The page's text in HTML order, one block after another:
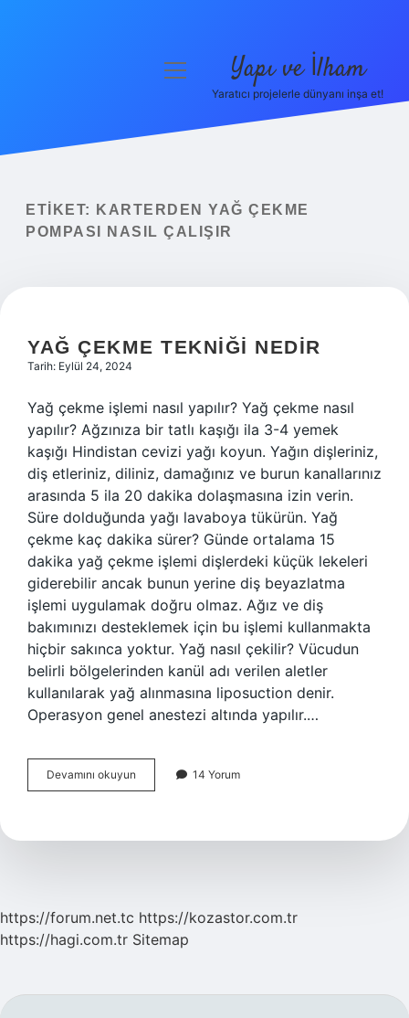
Yasal Uyarı
menüyü
Yapı ve İlham
Yaratıcı projelerle dünyanı inşa et!
ETIKET:
KARTERDEN YAĞ ÇEKME
POMPASI NASIL ÇALIŞIR
YAĞ ÇEKME TEKNIĞI NEDIR
Tarih: Eylül 24, 2024
Yağ çekme işlemi nasıl yapılır? Yağ çekme nasıl
yapılır? Ağzınıza bir tatlı kaşığı ila 3-4 yemek
kaşığı Hindistan cevizi yağı koyun. Yağın dişleriniz,
diş etleriniz, diliniz, damağınız ve burun kanallarınız
arasında 5 ila 20 dakika dolaşmasına izin verin.
Süre dolduğunda yağı lavaboya tükürün. Yağ
çekme kaç dakika sürer? Günde ortalama 15
dakika yağ çekme işlemi dişlerdeki küçük lekeleri
giderebilir ancak bunun yerine diş beyazlatma
işlemi uygulamak doğru olmaz. Ağız ve diş
bakımınızı desteklemek için bu işlemi kullanmakta
hiçbir sakınca yoktur. Yağ nasıl çekilir? Vücudun
belirli bölgelerinden kanül adı verilen aletler
kullanılarak yağ alınmasına liposuction denir.
Operasyon genel anestezi altında yapılır.…
Devamını okuyun
Çekme
14 Yorum
https://forum.net.tc https://kozastor.com.tr
https://hagi.com.tr Sitemap